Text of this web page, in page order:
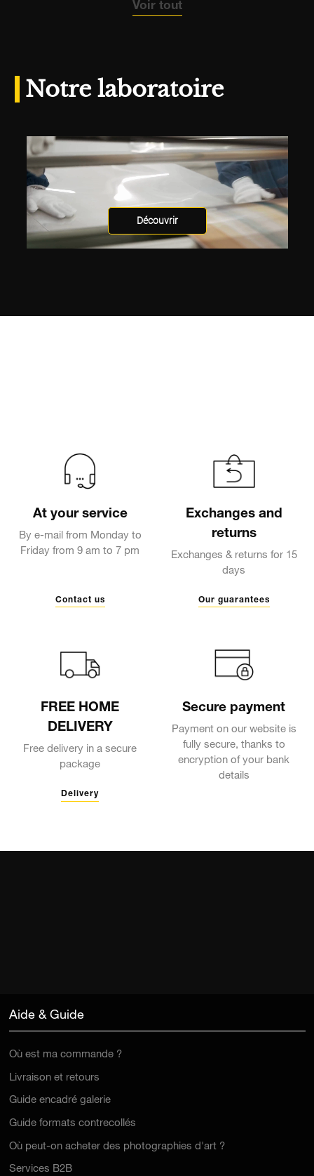
Voir tout
Notre laboratoire
Découvrir
At your service
By e-mail from Monday to
Friday from 9 am to 7 pm
Contact us
Exchanges and
returns
Exchanges & returns for 15
days
Our guarantees
FREE HOME
DELIVERY
Free delivery in a secure
package
Delivery
Secure payment
Payment on our website is
fully secure, thanks to
encryption of your bank
details
Aide & Guide
Où est ma commande ?
Livraison et retours
Guide encadré galerie
Guide formats contrecollés
Où peut-on acheter des photographies d'art ?
Services B2B